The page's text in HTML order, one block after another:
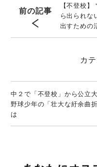
前の記事
【不登校
ら出られな
出すための
ルポ］
カ
中２で「不登校」から公立
野球少年の「壮大な紆余曲
は